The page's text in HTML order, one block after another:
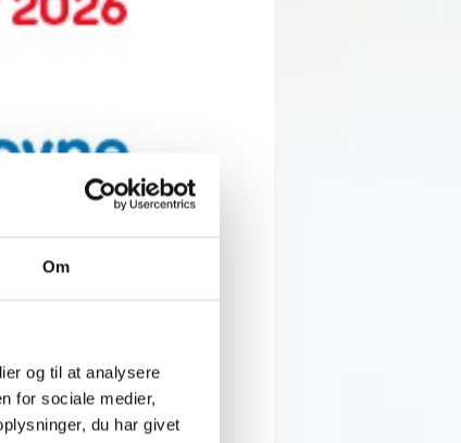
Om
og til at analysere
for sociale medier,
du har givet
skaber tryghed og
ro!